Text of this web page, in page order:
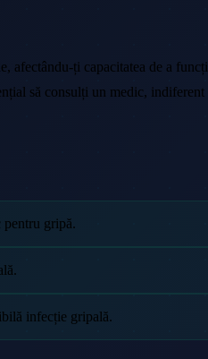
ți capacitatea de a
să consulți un medic, indiferent
pentru gripă.
infecție gripală.